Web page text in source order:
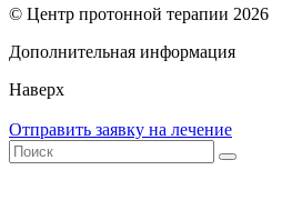
© Центр протонной терапии 2026
Дополнительная информация
Наверх
Отправить заявку на лечение